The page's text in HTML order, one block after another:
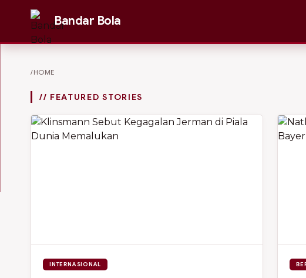
Bandar Bola
/HOME
// FEATURED STORIES
INTERNASIONAL